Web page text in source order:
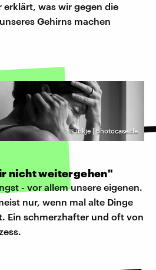
was wir gegen die
Gehirns machen
©inkje | photocase.de
nicht weitergehen"
- vor allem unsere eigenen.
nur, wenn mal alte Dinge
Ein schmerzhafter und oft von